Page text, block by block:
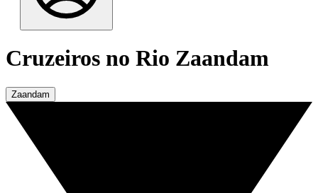
Cruzeiros no Rio Zaandam
Zaandam